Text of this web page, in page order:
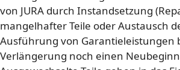
von JURA durch Instandsetzung
mangelhafter Teile oder Austausch
Ausführung von Garantieleistungen
Verlängerung noch einen